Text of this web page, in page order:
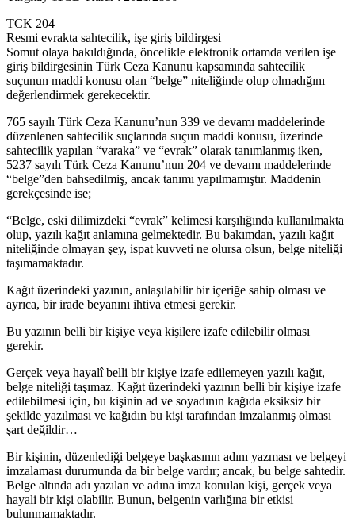
TCK 204
Resmi evrakta sahtecilik, işe giriş bildirgesi
Somut olaya bakıldığında, öncelikle elektronik ortamda verilen işe
giriş bildirgesinin Türk Ceza Kanunu kapsamında sahtecilik
suçunun maddi konusu olan “belge” niteliğinde olup olmadığını
değerlendirmek gerekecektir.
765 sayılı Türk Ceza Kanunu’nun 339 ve devamı maddelerinde
düzenlenen sahtecilik suçlarında suçun maddi konusu, üzerinde
sahtecilik yapılan “varaka” ve “evrak” olarak tanımlanmış iken,
5237 sayılı Türk Ceza Kanunu’nun 204 ve devamı maddelerinde
“belge”den bahsedilmiş, ancak tanımı yapılmamıştır. Maddenin
gerekçesinde ise;
“Belge, eski dilimizdeki “evrak” kelimesi karşılığında kullanılmakta
olup, yazılı kağıt anlamına gelmektedir. Bu bakımdan, yazılı kağıt
niteliğinde olmayan şey, ispat kuvveti ne olursa olsun, belge niteliği
taşımamaktadır.
Kağıt üzerindeki yazının, anlaşılabilir bir içeriğe sahip olması ve
ayrıca, bir irade beyanını ihtiva etmesi gerekir.
Bu yazının belli bir kişiye veya kişilere izafe edilebilir olması
gerekir.
Gerçek veya hayalî belli bir kişiye izafe edilemeyen yazılı kağıt,
belge niteliği taşımaz. Kağıt üzerindeki yazının belli bir kişiye izafe
edilebilmesi için, bu kişinin ad ve soyadının kağıda eksiksiz bir
şekilde yazılması ve kağıdın bu kişi tarafından imzalanmış olması
şart değildir…
Bir kişinin, düzenlediği belgeye başkasının adını yazması ve belgeyi
imzalaması durumunda da bir belge vardır; ancak, bu belge sahtedir.
Belge altında adı yazılan ve adına imza konulan kişi, gerçek veya
hayali bir kişi olabilir. Bunun, belgenin varlığına bir etkisi
bulunmamaktadır.